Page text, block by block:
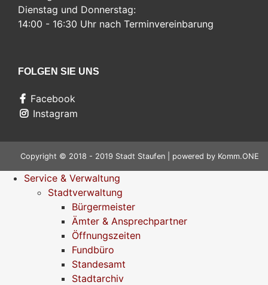
Dienstag und Donnerstag:
14:00 - 16:30 Uhr nach Terminvereinbarung
FOLGEN SIE UNS
Facebook
Instagram
Copyright © 2018 - 2019 Stadt Staufen | powered by Komm.ONE
Service & Verwaltung
Stadtverwaltung
Bürgermeister
Ämter & Ansprechpartner
Öffnungszeiten
Fundbüro
Standesamt
Stadtarchiv